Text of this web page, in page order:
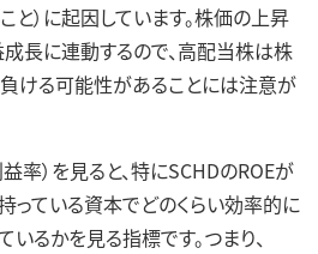
）に起因しています。株価の上昇
長に連動するので、高配当株は株
ける可能性があることには注意が
率）を見ると、特にSCHDのROEが
っている資本でどのくらい効率的に
るかを見る指標です。つまり、